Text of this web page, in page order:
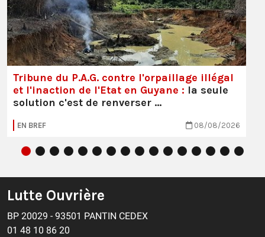
Tribune du P.A.G. contre l'orpaillage illégal
et l'inaction de l'Etat en Guyane : la seule
solution c'est de renverser …
EN BREF 08/08/2026
Lutte Ouvrière
BP 20029 - 93501 PANTIN CEDEX
01 48 10 86 20